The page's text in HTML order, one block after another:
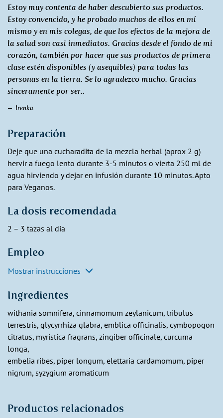
Estoy muy contenta de haber descubierto sus productos.
Estoy convencido, y he probado muchos de ellos en mí
mismo y en mis colegas, de que los efectos de la mejora de
la salud son casi inmediatos. Gracias desde el fondo de mi
corazón, también por hacer que sus productos de primera
clase estén disponibles (y asequibles) para todas las
personas en la tierra. Se lo agradezco mucho. Gracias
sinceramente por ser..
Irenka
Preparación
Deje que una cucharadita de la mezcla herbal (aprox 2 g)
hervir a fuego lento durante 3-5 minutos o vierta 250 ml de
agua hirviendo y dejar en infusión durante 10 minutos. Apto
para Veganos.
La dosis recomendada
2 – 3 tazas al día
Empleo
Mostrar instrucciones
Ingredientes
withania somnifera, cinnamomum zeylanicum, tribulus
terrestris, glycyrrhiza glabra, emblica officinalis, cymbopogon
citratus, myristica fragrans, zingiber officinale, curcuma
longa,
embelia ribes, piper longum, elettaria cardamomum, piper
nigrum, syzygium aromaticum
Productos relacionados